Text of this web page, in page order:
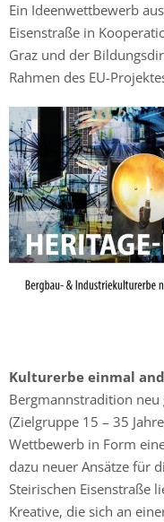
Ein Ideenwettbewerb
Eisenstraße in
Graz und der
Rahmen des EU-
Kulturerbe einmal
Bergmannstradition neu
(Zielgruppe 15 – 35
Wettbewerb in Form
dazu neuer Ansätze für
Steirischen Eisenstraße
Kreative, die sich an